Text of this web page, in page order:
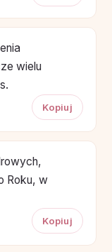
wielu
Kopiuj
Roku, w
Kopiuj